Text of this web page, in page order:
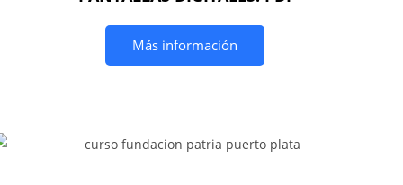
Más información